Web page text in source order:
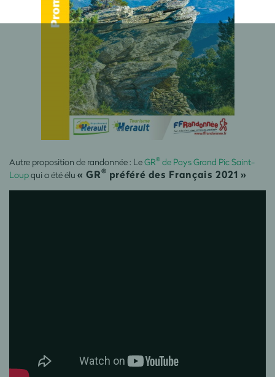
Autre proposition de randonnée : LeGR® de Pays Grand Pic Saint-
Loupqui a été élu « GR® préféré des Français 2021 »